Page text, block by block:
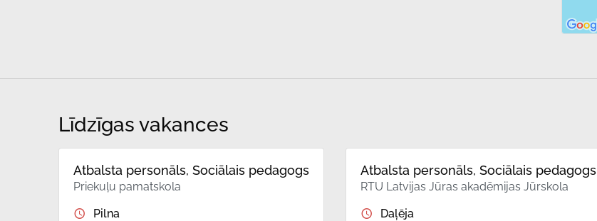
Līdzīgas vakances
Atbalsta personāls, Sociālais pedagogs
Priekuļu pamatskola
Pilna
Atbalsta personāls, Sociālais pedagogs
RTU Latvijas Jūras akadēmijas Jūrskola
Daļēja